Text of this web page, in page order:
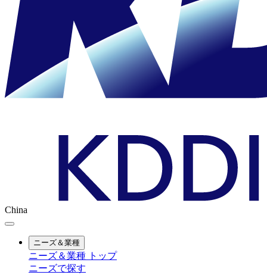
China
ニーズ＆業種
ニーズ＆業種 トップ
ニーズで探す